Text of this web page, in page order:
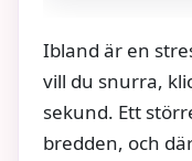
Ibland är en
vill du snurra,
sekund. Ett
bredden, och